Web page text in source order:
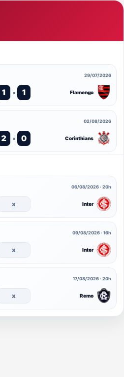
29/07/2026
1 x 1 Flamengo
02/08/2026
2 x 0 Corinthians
06/08/2026 · 20h
x Inter
09/08/2026 · 16h
x Inter
17/08/2026 · 20h
x Remo